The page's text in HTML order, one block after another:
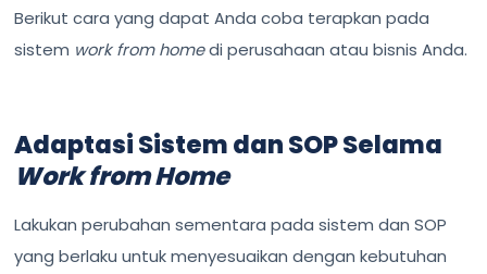
Berikut cara yang dapat Anda coba terapkan pada
sistem work from homedi perusahaan atau bisnis Anda.
Adaptasi Sistem dan SOP Selama
Work from Home
Lakukan perubahan sementara pada sistem dan SOP
yang berlaku untuk menyesuaikan dengan kebutuhan